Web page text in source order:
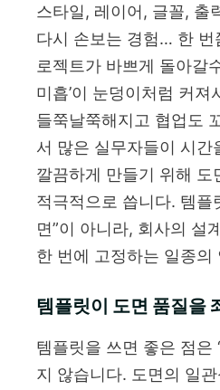
스타일, 레이어, 글꼴, 출
다시 손보는 경험… 한 번
로젝트가 바쁘게 돌아갈
미흡’이 눈덩이처럼 커
들쭉날쭉해지고 협업도
서 많은 실무자들이 시간
깔끔하게 만들기 위해
적극적으로 씁니다. 템플
면”이 아니라, 회사의 설
한 번에 고정하는 일종의
템플릿이 도면 품질을
템플릿을 쓰면 좋은 점은
지 않습니다. 도면의 일